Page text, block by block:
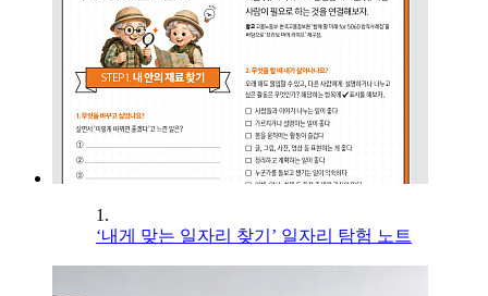
1.
‘내게 맞는 일자리 찾기’ 일자리 탐험 노트